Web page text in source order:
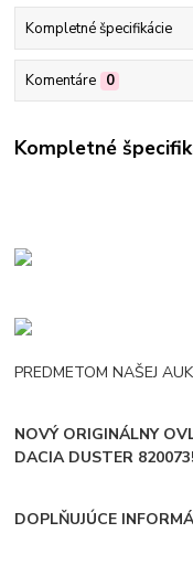
Kompletné špecifikácie
Komentáre 0
Kompletné
PREDMETOM NAŠEJ
NOVÝ ORIGINÁLNY
DACIA DUSTER
DOPLŇUJÚCE